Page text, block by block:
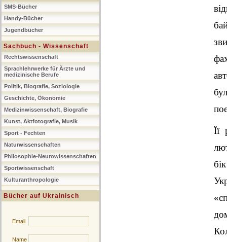
SMS-Bücher
Handy-Bücher
Jugendbücher
Sachbuch - Wissenschaft
Rechtswissenschaft
Sprachlehrwerke für Ärzte und
medizinische Berufe
Politik, Biografie, Soziologie
Geschichte, Ökonomie
Medizinwissenschaft, Biografie
Kunst, Aktfotografie, Musik
Sport - Fechten
Naturwissenschaften
Philosophie-Neurowissenschaften
Sportwissenschaft
Kulturanthropologie
Bücher auf Ukrainisch
Email
Name
Її